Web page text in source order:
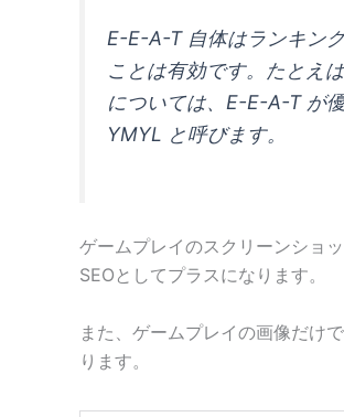
E-E-A-T 自体はランキン
ことは有効です。たとえ
については、E-E-A-T が
YMYL と呼びます。
ゲームプレイのスクリーンショ
SEOとしてプラスになります。
また、ゲームプレイの画像だけ
ります。